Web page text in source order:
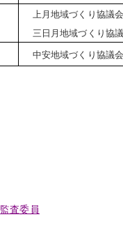
上月地域づくり協議
三日月地域づくり協
中安地域づくり協議
監査委員